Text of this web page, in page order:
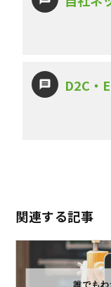
D2C・
関連する記事